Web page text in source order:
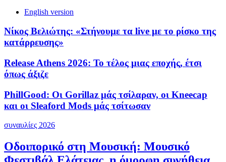
English version
Νίκος Βελιώτης: «Στήνουμε τα live με το ρίσκο της
κατάρρευσης»
Release Athens 2026: Το τέλος μιας εποχής, έτσι
όπως άξιζε
PhillGood: Οι Gorillaz μάς τσίλαραν, οι Kneecap
και οι Sleaford Mods μάς τσίτωσαν
συναυλίες 2026
Οδοιπορικό στη Μουσική: Μουσικό